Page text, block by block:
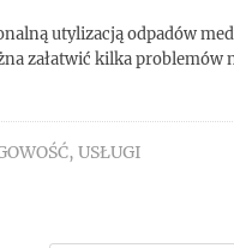
utylizacją odpadów
załatwić kilka problemów
, USŁUGI